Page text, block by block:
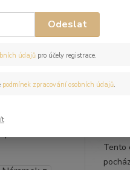
(Po-
kamenů a perly Swarovski -
kamenů a
Tento
Odeslat
údajůpro účely registrace.
podmínek zpracování osobních údajů.